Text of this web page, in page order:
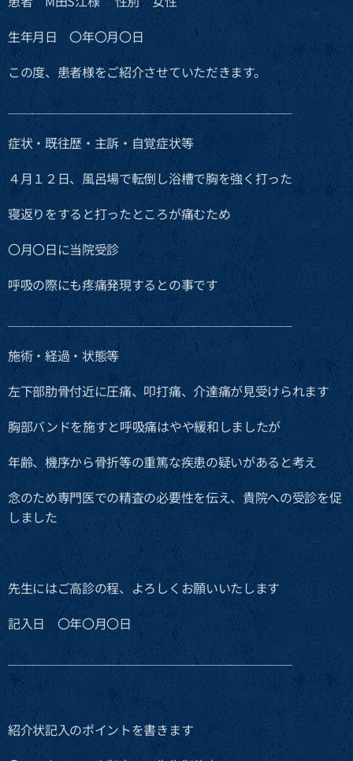
生年月日 〇年〇月〇日
この度、患者様をご紹介させていただきます。
＿＿＿＿＿＿＿＿＿＿＿＿＿＿＿＿＿＿＿＿＿＿＿
症状・既往歴・主訴・自覚症状等
４月１２日、風呂場で転倒し浴槽で胸を強く打った
寝返りをすると打ったところが痛むため
〇月〇日に当院受診
呼吸の際にも疼痛発現するとの事です
＿＿＿＿＿＿＿＿＿＿＿＿＿＿＿＿＿＿＿＿＿＿＿
施術・経過・状態等
左下部肋骨付近に圧痛、叩打痛、介達痛が見受けられます
胸部バンドを施すと呼吸痛はやや緩和しましたが
年齢、機序から骨折等の重篤な疾患の疑いがあると考え
念のため専門医での精査の必要性を伝え、貴院への受診を促
しました
先生にはご高診の程、よろしくお願いいたします
記入日 〇年〇月〇日
＿＿＿＿＿＿＿＿＿＿＿＿＿＿＿＿＿＿＿＿＿＿＿
紹介状記入のポイントを書きます